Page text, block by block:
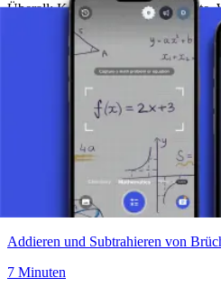
Überall: Kochen, Messen, Prozente,
sind grundlegend für Schule und
Machen Sie ein Foto von Ihrer
Zählen mit Brüchen
Addieren und Subtrahieren von
7 Minuten